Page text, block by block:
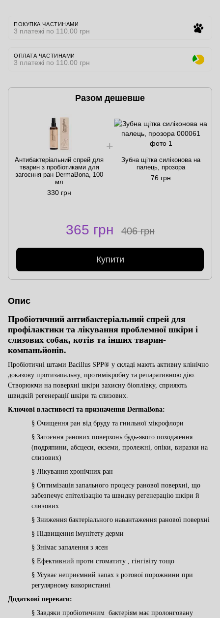
ПОКУПКА ЧАСТИНАМИ
3 платежі по 110.00 грн
ОПЛАТА ЧАСТИНАМИ
3 платежі по 110.00 грн
Разом дешевше
Антибактеріальний спрей для
тварин з пробіотиками для
загоєння ран DermaBona, 100
мл
330 грн
Зубна щітка силіконова на
палець, прозора
76 грн
365 грн 406 грн
Купити
Опис
Пробіотичний антибактеріальний спрей для
профілактики та лікування проблемної шкіри і
слизових собак, котів та інших тварин-
компаньйонів.
Пробіотичні штами Bacillus SPP® у складі мають активну клінічно
доказову протизапальну, протимікробну та репаративною дію.
Cтворюючи на поверхні шкіри захисну біоплівку, cприяють
швидкій регенерації шкіри та слизових.
Ключові властивості та призначення DermaBona:
§ Очищення ран від бруду та гнильної мікрофлори
§ Загоєння ранових поверхонь будь-якого походження
(подряпини, абсцеси, екземи, пролежні, опіки, виразки на
слизових)
§ Лікування хронічних ран
§ Оптимізація запального процесу ранової поверхні, що
забезпечує епітелізацію та швидку регенерацію шкіри й
слизових
§ Зниження бактеріального навантаження ранової поверхні
§ Підвищення імунітету дерми
§ Знімає запалення з ясен
§ Ефективний проти стоматиту , гінгівіту тощо
§ Усуває неприємний запах з ротової порожнини при
регулярному використанні
Додаткові переваги:
§ Завдяки пробіотичним бактеріям має пролонговану